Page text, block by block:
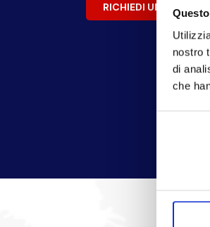
nostro
di
che
RICHIEDI UN